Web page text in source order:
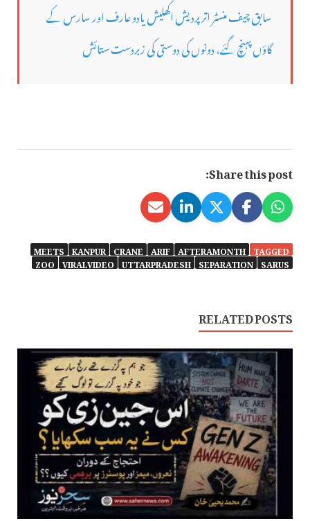
سابق چیف منسٹر اتر پردیش اکھلیش یادو عارف اور سارس کے
گاؤں پہنچ گئے، دونوں کی دوستی کی زبردست ستائش
Share this post:
TAGGED
AFTERAMONTH
ARIF
CRANE
KANPUR
MEETS
SARUS
SEPARATION
UTTARPRADESH
VIRALVIDEO
ZOO
RELATED POSTS